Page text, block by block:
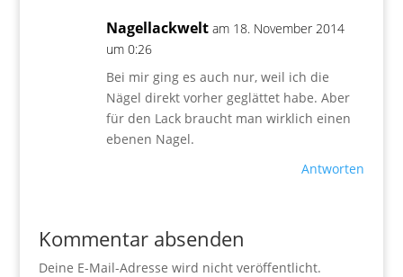
Nagellackwelt am 18. November 2014
um 0:26
Bei mir ging es auch nur, weil ich die
Nägel direkt vorher geglättet habe. Aber
für den Lack braucht man wirklich einen
ebenen Nagel.
Antworten
Kommentar absenden
Deine E-Mail-Adresse wird nicht veröffentlicht.